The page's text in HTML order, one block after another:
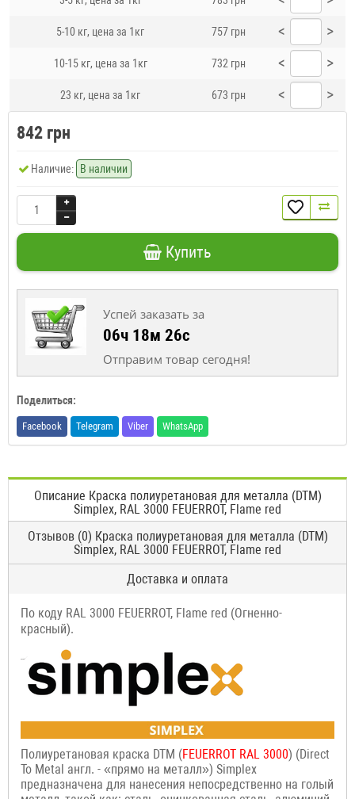
5-10 кг, цена за 1кг 757 грн < >
10-15 кг, цена за 1кг 732 грн < >
23 кг, цена за 1кг 673 грн < >
842 грн
Наличие: В наличии
Купить
Успей заказать за
06ч 18м 25с
Отправим товар сегодня!
Поделиться:
Facebook Telegram Viber WhatsApp
Описание Краска полиуретановая для металла (DTM)
Simplex, RAL 3000 FEUERROT, Flame red
Отзывов (0) Краска полиуретановая для металла (DTM)
Simplex, RAL 3000 FEUERROT, Flame red
Доставка и оплата
По коду RAL 3000 FEUERROT, Flame red (Огненно-
красный).
Полиуретановая краска DTM (FEUERROT RAL 3000) (Direct
To Metal англ. - «прямо на металл») Simplex
предназначена для нанесения непосредственно на голый